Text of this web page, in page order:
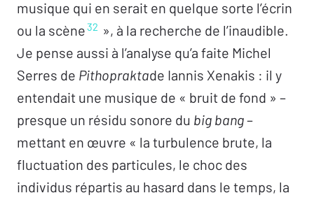
musique qui en serait en quelque sorte l’écrin
ou la scène32 », à la recherche de l’inaudible.
Je pense aussi à l’analyse qu’a faite Michel
Serres de Pithopraktade Iannis Xenakis : il y
entendait une musique de « bruit de fond » –
presque un résidu sonore du big bang–
mettant en œuvre « la turbulence brute, la
fluctuation des particules, le choc des
individus répartis au hasard dans le temps, la